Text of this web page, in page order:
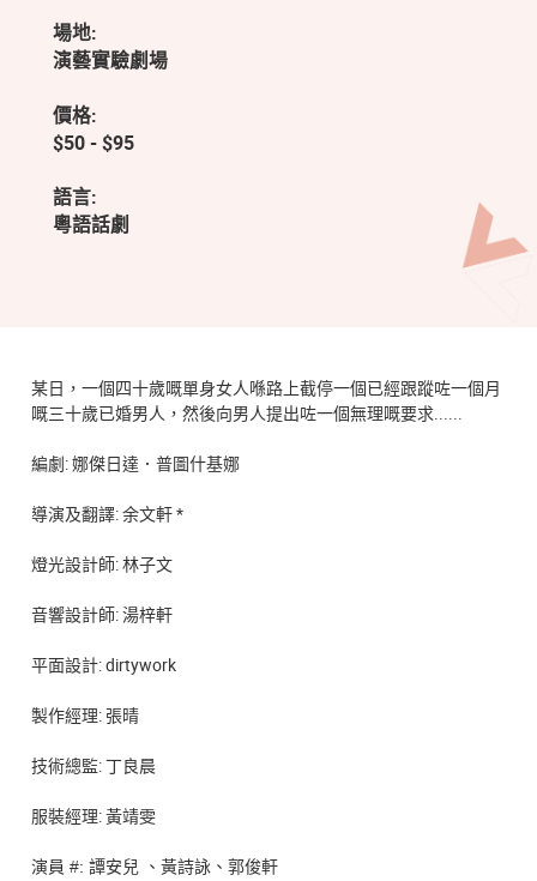
場地:
演藝實驗劇場
價格:
$50 - $95
語言:
粵語話劇
某日，一個四十歲嘅單身女人喺路上截停一個已經跟蹤咗一個月
嘅三十歲已婚男人，然後向男人提出咗一個無理嘅要求......
編劇: 娜傑日達．普圖什基娜
導演及翻譯: 余文軒 *
燈光設計師: 林子文
音響設計師: 湯梓軒
平面設計: dirtywork
製作經理: 張晴
技術總監: 丁良晨
服裝經理: 黃靖雯
演員 #: 譚安兒 、 黃詩詠 、 郭俊軒